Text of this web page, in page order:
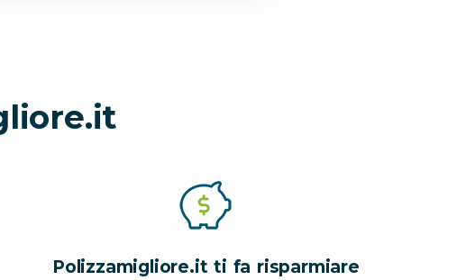
Polizzamigliore.it ti fa risparmiare